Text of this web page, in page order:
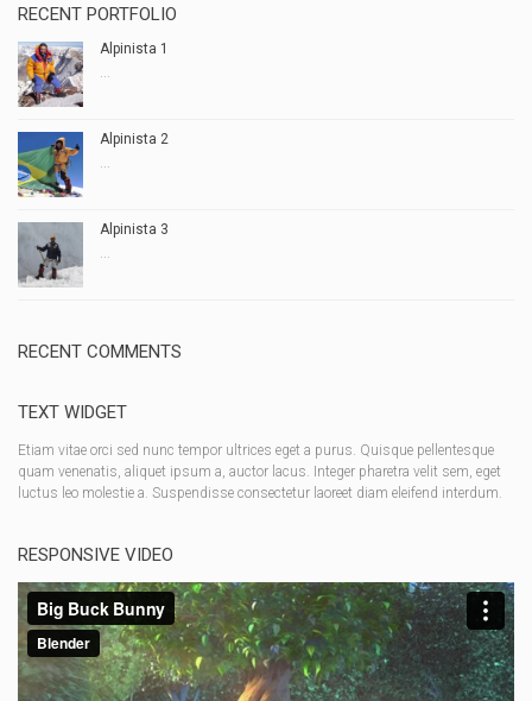
RECENT PORTFOLIO
Alpinista 1
...
Alpinista 2
...
Alpinista 3
...
RECENT COMMENTS
TEXT WIDGET
Etiam vitae orci sed nunc tempor ultrices eget a purus. Quisque pellentesque
quam venenatis, aliquet ipsum a, auctor lacus. Integer pharetra velit sem, eget
luctus leo molestie a. Suspendisse consectetur laoreet diam eleifend interdum.
RESPONSIVE VIDEO